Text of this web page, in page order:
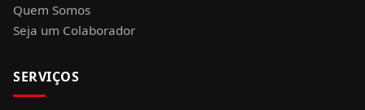
Quem Somos
Seja um Colaborador
SERVIÇOS